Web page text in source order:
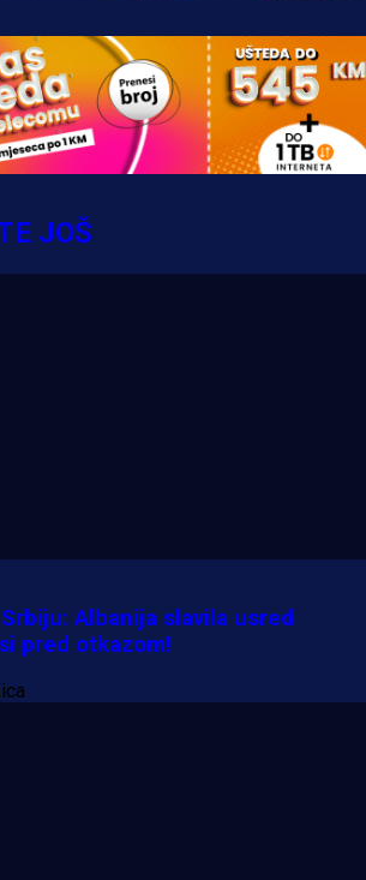
svim problemima
pobjedom: Plavi slavili na
JOŠ
Albanija slavila usred
pred otkazom!